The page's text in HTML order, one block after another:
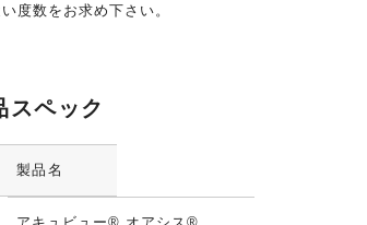
度数をお求め下さい。
スペック
製品名